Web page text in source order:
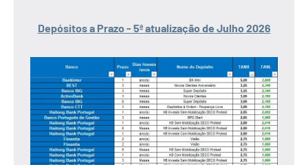
Depósitos a Prazo - 5ª atualização de Julho 2026